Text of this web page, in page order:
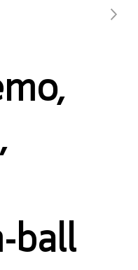
ball